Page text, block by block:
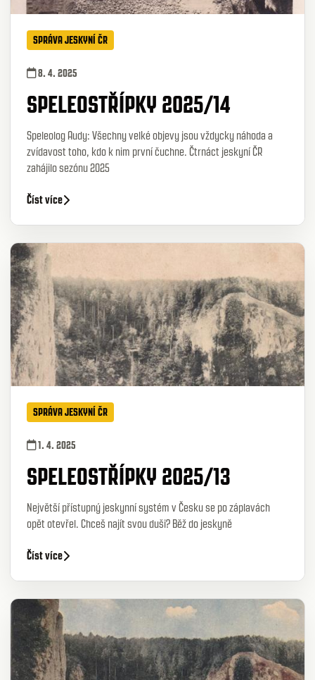
SPRÁVA JESKYNÍ ČR
8. 4. 2025
SPELEOSTŘÍPKY 2025/14
Speleolog Audy: Všechny velké objevy jsou vždycky náhoda a
zvídavost toho, kdo k nim první čuchne. Čtrnáct jeskyní ČR
zahájilo sezónu 2025
Číst více
SPRÁVA JESKYNÍ ČR
1. 4. 2025
SPELEOSTŘÍPKY 2025/13
Největší přístupný jeskynní systém v Česku se po záplavách
opět otevřel. Chceš najít svou duši? Běž do jeskyně
Číst více